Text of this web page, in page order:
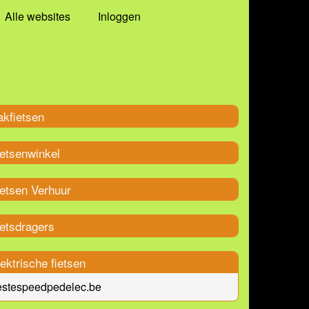
Alle websites Inloggen
Verhuur
fietsen